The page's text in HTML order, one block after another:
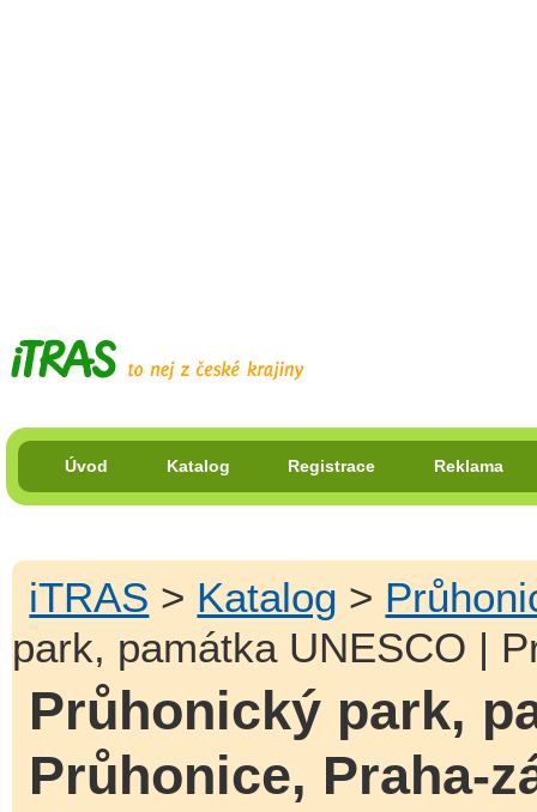
Úvod Katalog Registrace Reklama
iTRAS > Katalog >
park, památka UNESCO |
Průhonický park,
Průhonice, Praha-